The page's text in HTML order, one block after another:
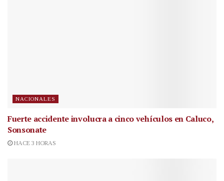
NACIONALES
Fuerte accidente involucra a cinco vehículos en Caluco,
Sonsonate
HACE 3 HORAS